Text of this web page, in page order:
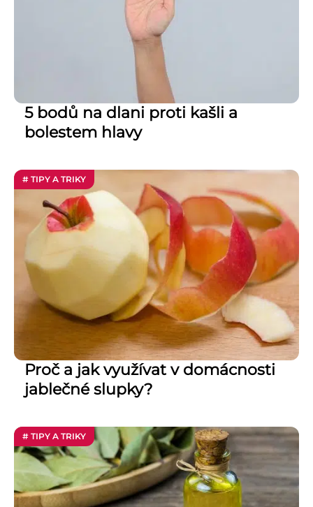
5 bodů na dlani proti kašli a
bolestem hlavy
# TIPY A TRIKY
Proč a jak využívat v domácnosti
jablečné slupky?
# TIPY A TRIKY